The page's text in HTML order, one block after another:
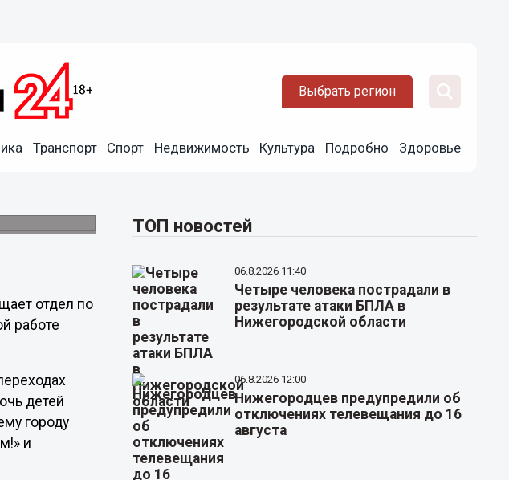
Выбрать регион
Транспорт Спорт Недвижимость Культура Подробно Здоровье
отдел по
работе
детей
городу
и
ТОП новостей
06.8.2026 11:40
Четыре человека пострадали в
результате атаки БПЛА в
Нижегородской области
06.8.2026 12:00
Нижегородцев предупредили об
отключениях телевещания до 16
августа